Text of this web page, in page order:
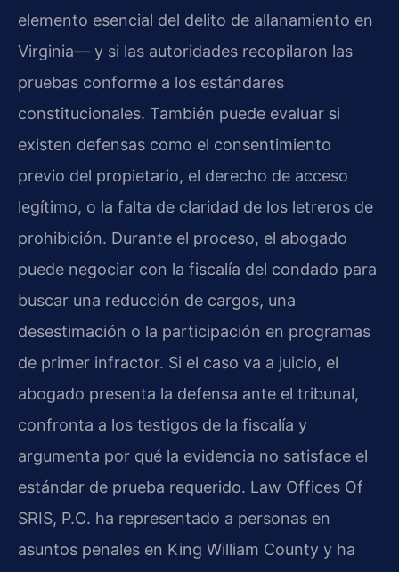
elemento esencial del delito de allanamiento en
Virginia— y si las autoridades recopilaron las
pruebas conforme a los estándares
constitucionales. También puede evaluar si
existen defensas como el consentimiento
previo del propietario, el derecho de acceso
legítimo, o la falta de claridad de los letreros de
prohibición. Durante el proceso, el abogado
puede negociar con la fiscalía del condado para
buscar una reducción de cargos, una
desestimación o la participación en programas
de primer infractor. Si el caso va a juicio, el
abogado presenta la defensa ante el tribunal,
confronta a los testigos de la fiscalía y
argumenta por qué la evidencia no satisface el
estándar de prueba requerido. Law Offices Of
SRIS, P.C. ha representado a personas en
asuntos penales en King William County y ha